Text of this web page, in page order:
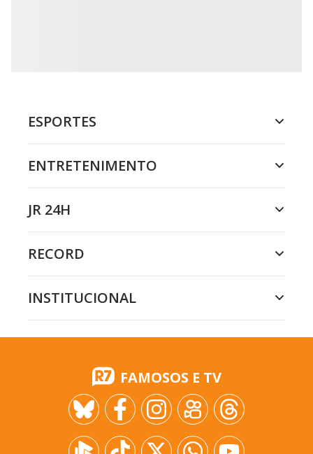
ESPORTES
ENTRETENIMENTO
JR 24H
RECORD
INSTITUCIONAL
FAMOSOS E TV